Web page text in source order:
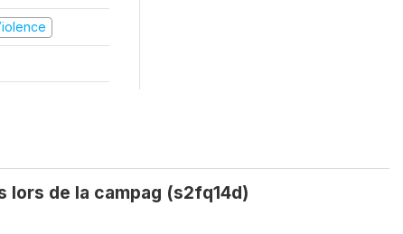
de la campag (s2fq14d)